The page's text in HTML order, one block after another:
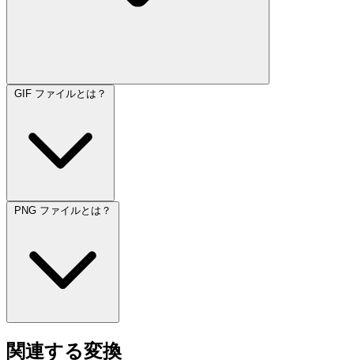
GIF ファイルとは？
PNG ファイルとは？
関連する変換